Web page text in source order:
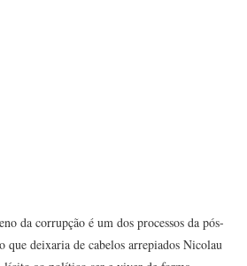
da corrupção é um dos processos da pós-
que deixaria de cabelos arrepiados Nicolau